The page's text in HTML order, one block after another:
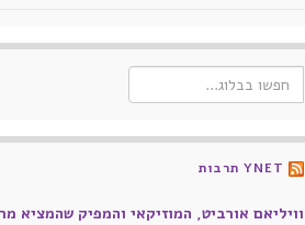
Search for:
YNET תרבות
וויליאם אורביט, המוזיקאי והמפיק שהמציא